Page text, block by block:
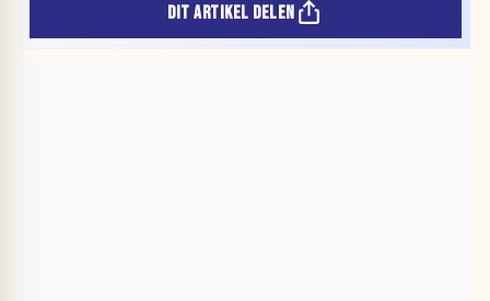
DIT ARTIKEL DELEN